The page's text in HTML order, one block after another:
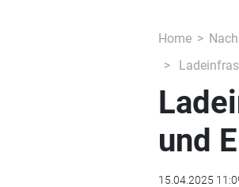
Home
und
15.04.2025